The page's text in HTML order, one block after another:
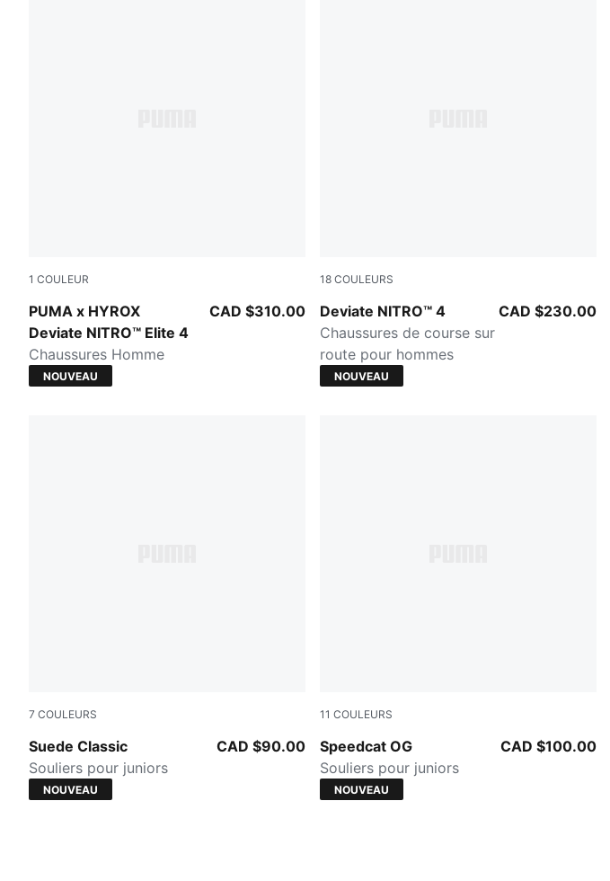
1 COULEUR
PUMA x HYROX
Deviate NITRO™ Elite 4
Intense Mint-Light Lavender
Chaussures Homme
CAD $310.00
NOUVEAU
18 COULEURS
Deviate NITRO™ 4
Buttercream-Inky Depths
Chaussures de course sur
route pour hommes
CAD $230.00
NOUVEAU
7 COULEURS
Suede Classic
Haute Coffee-PUMA White
Souliers pour juniors
CAD $90.00
NOUVEAU
11 COULEURS
Speedcat OG
Silver Fog-Rich Cocoa
Souliers pour juniors
CAD $100.00
NOUVEAU